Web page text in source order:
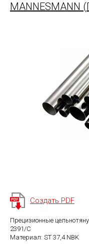
MANNESMANN
Создать PDF
Прецизионные
2391/C
Материал: ST 37,4 NBK